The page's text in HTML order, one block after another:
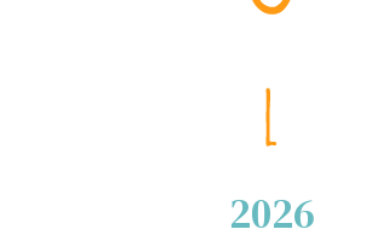
2026